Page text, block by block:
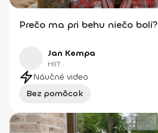
Prečo ma pri behu niečo bolí?
Jan Kempa
HIIT
Náučné video
Bez pomôcok